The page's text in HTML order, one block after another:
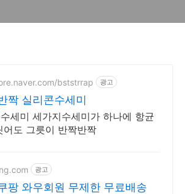
bststrrap 광고
짝 실리콘수세미
미 세가지수세미가 하나에 항균
어도 그릇이 반짝반짝
광고
팡 와우회원 무제한 무료배송